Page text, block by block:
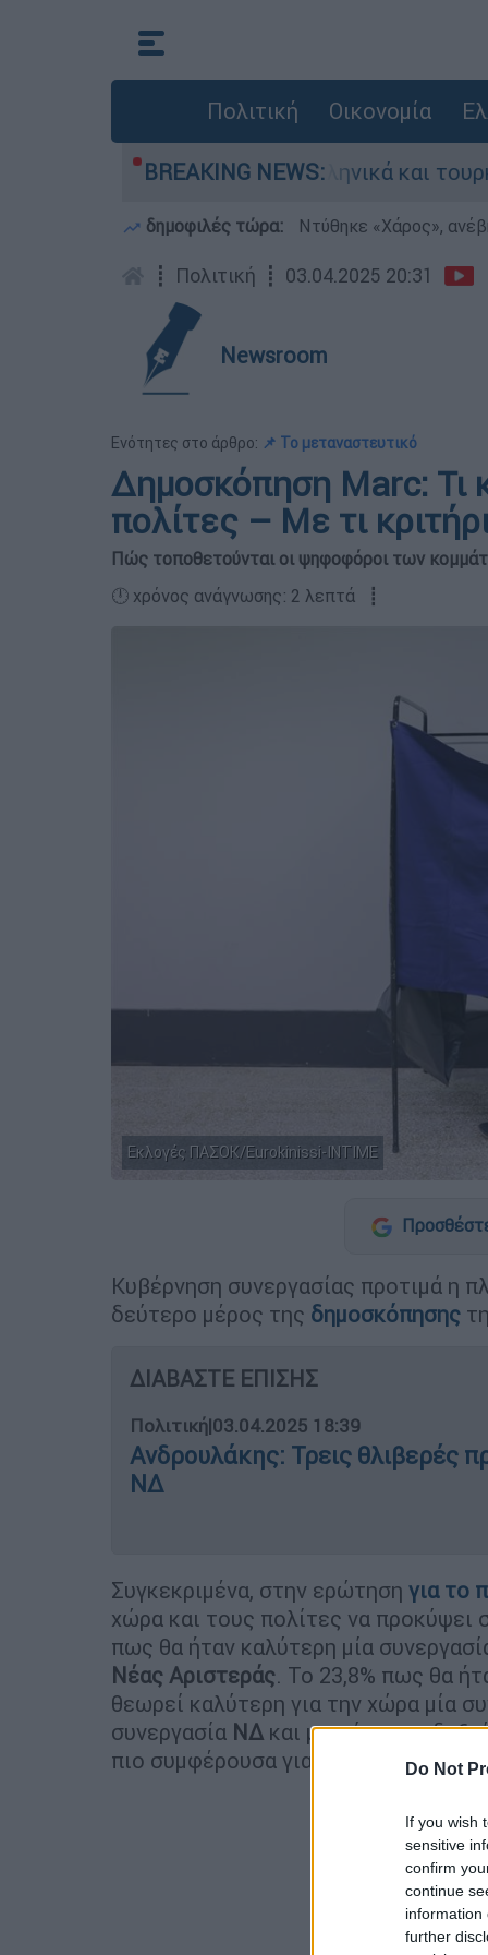
Do Not
If you wish
sensitive
confirm
continue
information
further
Πολιτική Οικονομία
BREAKING NEWS:
ανάμεσα σε ελληνικά και τουρκικά F-16
δημοφιλές τώρα: Ντύθηκε «Χάρος»,
┋ Πολιτική ┋ 03.04.2025 20:31
Newsroom
Ενότητες στο άρθρο: 📌 Το μεταναστευτικό
Δημοσκόπηση Marc: Τι
πολίτες – Με τι
Πώς τοποθετούνται οι ψηφοφόροι των
🕛 χρόνος ανάγνωσης: 2 λεπτά ┋
Εκλογές ΠΑΣΟΚ/Eurokinissi-INTIME
Κυβέρνηση συνεργασίας προτιμά η
δεύτερο μέρος της δημοσκόπησης
ΔΙΑΒΑΣΤΕ ΕΠΙΣΗΣ
Πολιτική|03.04.2025 18:39
Ανδρουλάκης: Τρεις θλιβερές
ΝΔ
Συγκεκριμένα, στην ερώτηση για το
χώρα και τους πολίτες να προκύψει
πως θα ήταν καλύτερη μία
Νέας Αριστεράς. Το 23,8% πως θα
θεωρεί καλύτερη για την χώρα μία
συνεργασία ΝΔ και μικρότερων
πιο συμφέρουσα για την χώρα το